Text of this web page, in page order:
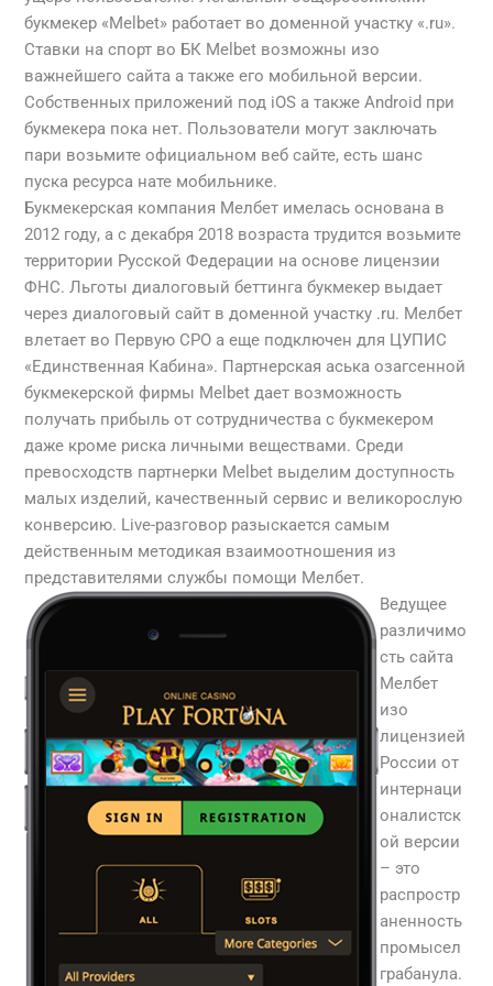
букмекер «Melbet» работает во доменной участку «.ru».
Ставки на спорт во БК Melbet возможны изо
важнейшего сайта а также его мобильной версии.
Собственных приложений под iOS а также Android при
букмекера пока нет. Пользователи могут заключать
пари возьмите официальном веб сайте, есть шанс
пуска ресурса нате мобильнике.
Букмекерская компания Мелбет имелась основана в
2012 году, а с декабря 2018 возраста трудится возьмите
территории Русской Федерации на основе лицензии
ФНС. Льготы диалоговый беттинга букмекер выдает
через диалоговый сайт в доменной участку .ru. Мелбет
влетает во Первую СРО а еще подключен для ЦУПИС
«Единственная Кабина». Партнерская аська озагсенной
букмекерской фирмы Melbet дает возможность
получать прибыль от сотрудничества с букмекером
даже кроме риска личными веществами. Среди
превосходств партнерки Melbet выделим доступность
малых изделий, качественный сервис и великорослую
конверсию. Live-разговор разыскается самым
действенным методикая взаимоотношения из
представителями службы помощи Мелбет.
Ведущее
различимо
сть сайта
Мелбет
изо
лицензией
России от
интернаци
оналистск
ой версии
– это
распростр
аненность
промысел
грабанула.